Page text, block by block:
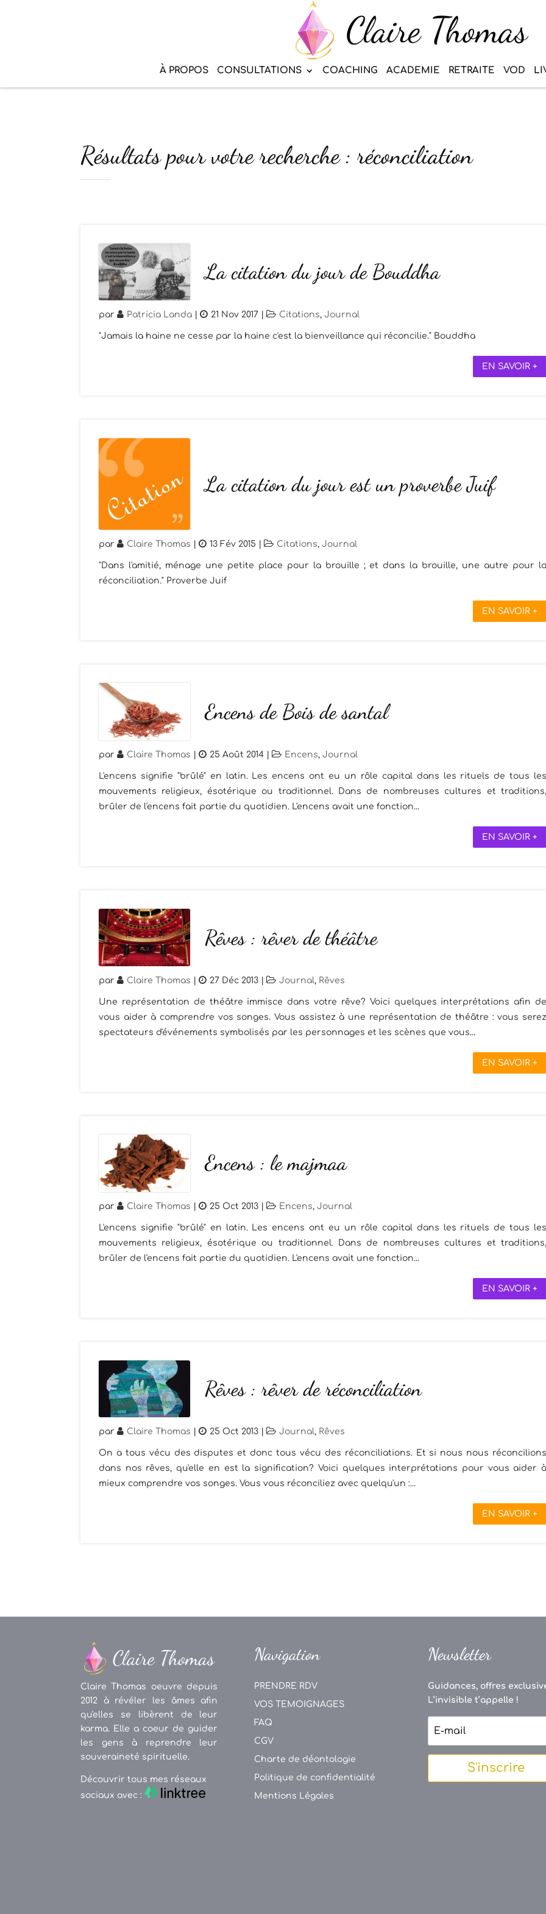
À PROPOS CONSULTATIONS COACHING ACADEMIE RETRAITE VOD
Résultats pour votre recherche : réconciliation
La citation du jour de Bouddha
par Patricia Landa 21 Nov 2017 Citations, Journal
"Jamais la haine ne cesse par la haine c'est la bienveillance qui réconcilie." Bouddha
EN SAVOIR +
La citation du jour est un proverbe Juif
par Claire Thomas 13 Fév 2015 Citations, Journal
"Dans l'amitié, ménage une petite place pour la brouille ; et dans la brouille, une autre pour
réconciliation." Proverbe Juif
EN SAVOIR +
Encens de Bois de santal
par Claire Thomas 25 Août 2014 Encens, Journal
L'encens signifie "brûlé" en latin. Les encens ont eu un rôle capital dans les rituels de tous
mouvements religieux, ésotérique ou traditionnel. Dans de nombreuses cultures et
brûler de l'encens fait partie du quotidien. L'encens avait une fonction...
EN SAVOIR +
Rêves : rêver de théâtre
par Claire Thomas 27 Déc 2013 Journal, Rêves
Une représentation de théâtre immisce dans votre rêve? Voici quelques interprétations afin
vous aider à comprendre vos songes. Vous assistez à une représentation de théâtre : vous
spectateurs d'événements symbolisés par les personnages et les scènes que vous...
EN SAVOIR +
Encens : le majmaa
par Claire Thomas | 25 Oct 2013 | Encens, Journal
L'encens signifie "brûlé" en latin. Les encens ont eu un rôle capital dans les rituels de tous
mouvements religieux, ésotérique ou traditionnel. Dans de nombreuses cultures et
brûler de l'encens fait partie du quotidien. L'encens avait une fonction...
EN SAVOIR +
Rêves : rêver de réconciliation
par Claire Thomas 25 Oct 2013 Journal, Rêves
On a tous vécu des disputes et donc tous vécu des réconciliations. Et si nous nous
dans nos rêves, qu'elle en est la signification? Voici quelques interprétations pour vous aider
mieux comprendre vos songes. Vous vous réconciliez avec quelqu'un :...
EN SAVOIR +
Claire Thomas oeuvre depuis
2012 à révéler les âmes afin
qu'elles se libèrent de leur
karma. Elle a coeur de guider
les gens à reprendre leur
souveraineté spirituelle.
Découvrir tous mes réseaux
sociaux avec :
Navigation
PRENDRE RDV
VOS TEMOIGNAGES
FAQ
CGV
Charte de déontologie
Politique de confidentialité
Mentions Légales
Newsletter
Guidances, offres
L’invisible t’appelle !
S'inscrire